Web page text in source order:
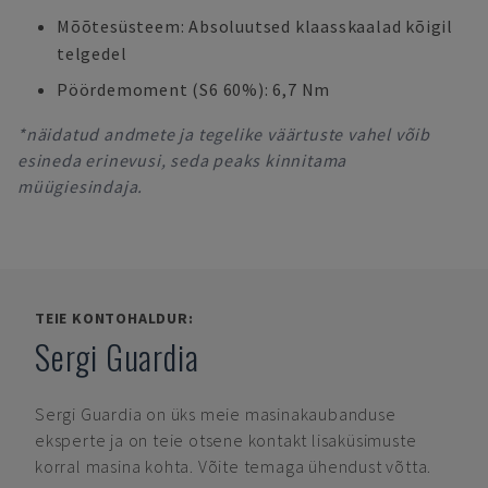
Mõõtesüsteem: Absoluutsed klaasskaalad kõigil
telgedel
Pöördemoment (S6 60%): 6,7 Nm
*näidatud andmete ja tegelike väärtuste vahel võib
esineda erinevusi, seda peaks kinnitama
müügiesindaja.
TEIE KONTOHALDUR:
Sergi Guardia
Sergi Guardia on üks meie masinakaubanduse
eksperte ja on teie otsene kontakt lisaküsimuste
korral masina kohta. Võite temaga ühendust võtta.